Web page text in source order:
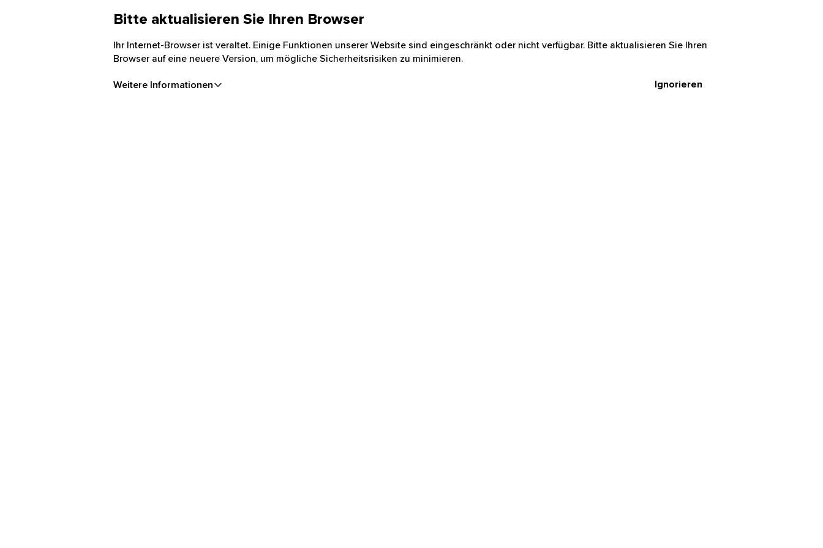
Bitte aktualisieren Sie Ihren Browser
Ihr Internet-Browser ist veraltet. Einige Funktionen unserer Website sind eingeschränkt oder nicht verfügbar. Bitte aktualisieren Sie Ihren
Browser auf eine neuere Version, um mögliche Sicherheitsrisiken zu minimieren.
Weitere Informationen Ignorieren